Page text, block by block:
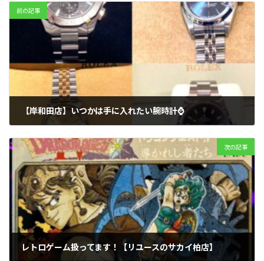
前の記事
【岸和田店】いつかは手に入れたい腕時計⌚
次の記事
レトロゲーム扱ってます！【リユースのサカイ柏店】